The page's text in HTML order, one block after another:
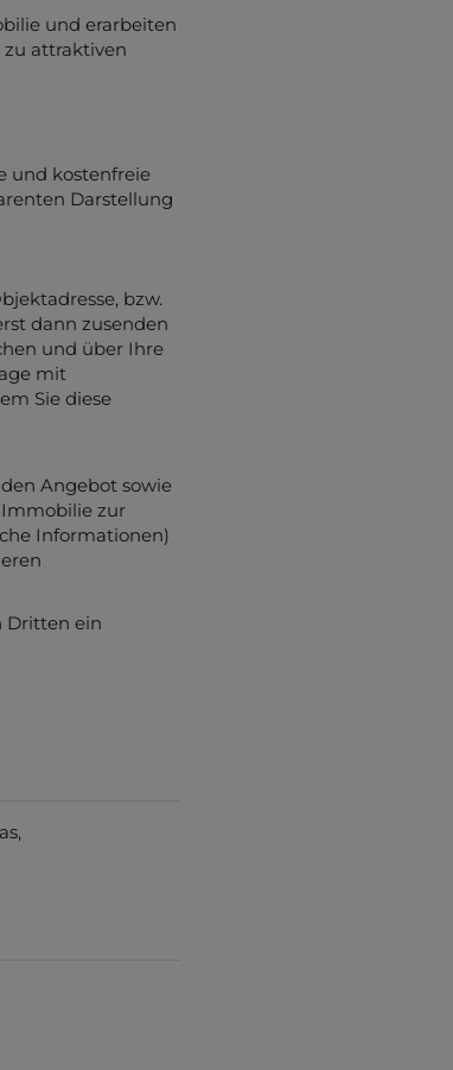
und erarbeiten
attraktiven
und kostenfreie
Darstellung
bzw.
dann zusenden
und über Ihre
mit
Sie diese
Angebot sowie
zur
Informationen)
Dritten ein